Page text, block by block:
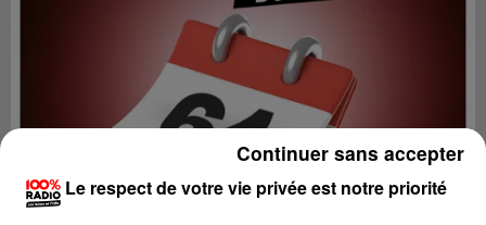
Le respect de votre vie privée est notre priorité
Continuer sans accepter